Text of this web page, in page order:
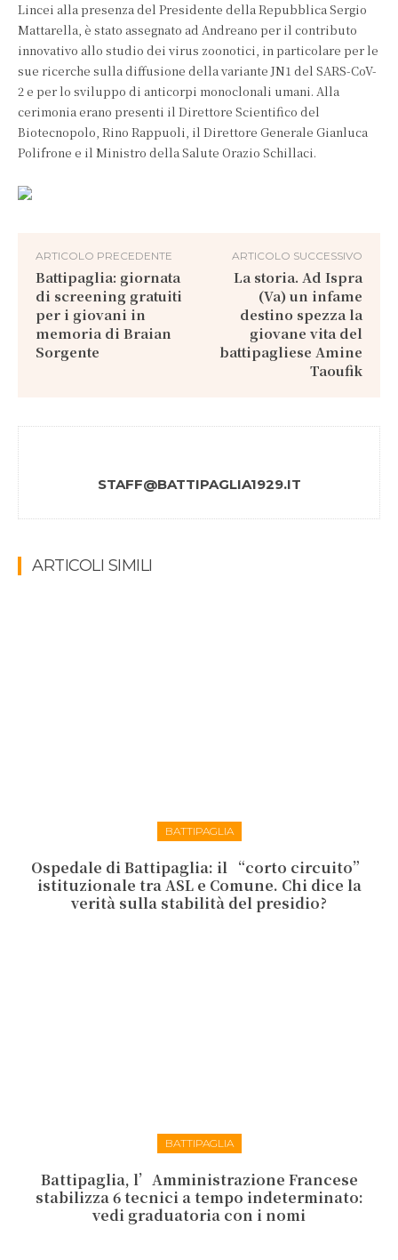
Lincei alla presenza del Presidente della Repubblica Sergio
Mattarella, è stato assegnato ad Andreano per il contributo
innovativo allo studio dei virus zoonotici, in particolare per le
sue ricerche sulla diffusione della variante JN1 del SARS-CoV-
2 e per lo sviluppo di anticorpi monoclonali umani. Alla
cerimonia erano presenti il Direttore Scientifico del
Biotecnopolo, Rino Rappuoli, il Direttore Generale Gianluca
Polifrone e il Ministro della Salute Orazio Schillaci.
ARTICOLO PRECEDENTE
Battipaglia: giornata
di screening gratuiti
per i giovani in
memoria di Braian
Sorgente
ARTICOLO SUCCESSIVO
La storia. Ad Ispra
(Va) un infame
destino spezza la
giovane vita del
battipagliese Amine
Taoufik
STAFF@BATTIPAGLIA1929.IT
ARTICOLI SIMILI
BATTIPAGLIA
Ospedale di Battipaglia: il “corto circuito”
istituzionale tra ASL e Comune. Chi dice la
verità sulla stabilità del presidio?
BATTIPAGLIA
Battipaglia, l’Amministrazione Francese
stabilizza 6 tecnici a tempo indeterminato:
vedi graduatoria con i nomi